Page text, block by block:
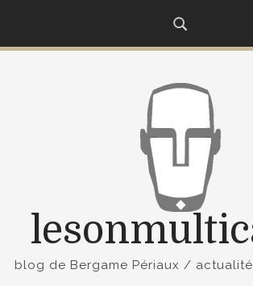
i
blog de Bergame Périaux /